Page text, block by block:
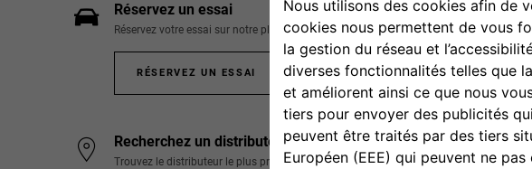
Réservez un essai
Réservez votre essai sur notre plateforme en ligne.
RÉSERVEZ UN ESSAI
Recherchez un distributeur
Trouvez le distributeur le plus proche de chez vous.